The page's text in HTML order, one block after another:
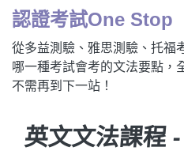
認證考試One Stop
從多益測驗、雅思測驗、托福
哪一種考試會考的文法要點，
不需再到下一站！
英文文法課程